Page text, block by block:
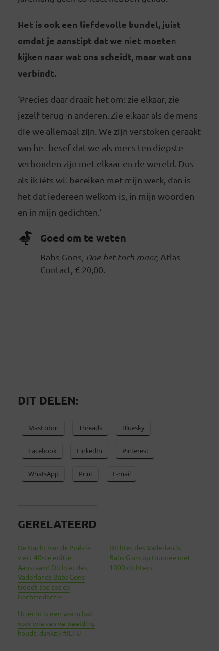
Het is ook een liefdevolle bundel, juist
omdat je aanstipt dat we niet moeten
kijken naar wat ons scheidt, maar wat ons
verbindt.
‘Precies daar draait het om: zie elkaar, zie
jezelf terug in anderen. Zie elkaar als de mens
die we allemaal zijn. We zijn verstoken geraakt
van het besef dat we als mens ten diepste
verbonden zijn met elkaar en de wereld. Dus
als ik íéts wil bereiken met mijn werk, dan is
het dat iedereen welkom is, in mijn woorden
en in mijn gedichten.’
Goed om te weten
Babs Gons, Doe het toch maar, Atlas
Contact, € 20,00.
DIT DELEN:
Mastodon Threads Bluesky
Facebook LinkedIn Pinterest
WhatsApp Print E-mail
GERELATEERD
De Nacht van de Poëzie
viert 40ste editie –
Aanstaand Dichter des
Vaderlands Babs Gons
treedt toe tot de
Nachtredactie
Dichter des Vaderlands
Babs Gons op tournee met
1000 dichters
Utrecht is een warm bad
voor wie van verbeelding
houdt, dankzij #ILFU